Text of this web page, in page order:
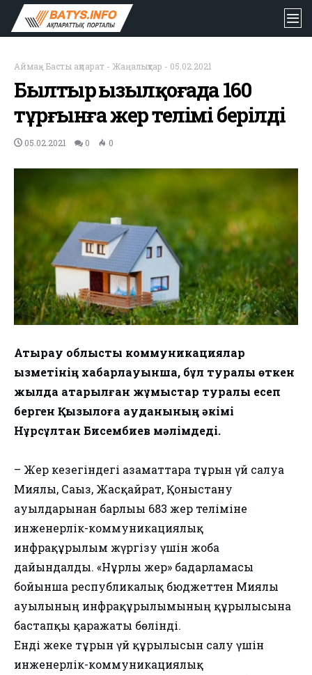
Аймақ- Басты ақпарат - Жаңалықтар - 05.02.2021
Былтыр Қызылқоғада 160
тұрғынға жер телімі берілді
05.02.2021 0 0
Атырау облыстық коммуникациялар
қызметінің хабарлауынша, бұл туралы өткен
жылда атқарылған жұмыстар туралы есеп
берген Қызылқоға ауданының әкімі
Нұрсұлтан Бисембиев мәлімдеді.
– Жер кезегіндегі азаматтарға тұрғын үй салуға
Миялы, Сағыз, Жасқайрат, Қоныстану
ауылдарынан барлығы 683 жер теліміне
инженерлік-коммуникациялық
инфрақұрылым жүргізу үшін жоба
дайындалды. «Нұрлы жер» бағдарламасы
бойынша республикалық бюджеттен Миялы
ауылының инфрақұрылымының құрылысына
бастапқы қаражаты бөлінді.
Енді жеке тұрғын үй құрылысын салу үшін
инженерлік-коммуникациялық